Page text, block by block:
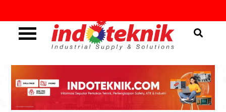
to
content
Seputar Teknik, Safety,
ATK & Industri